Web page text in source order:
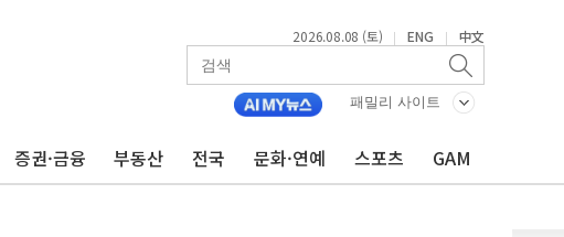
2026.08.08 (토) | ENG | 中文
패밀리 사이트
증권·금융 부동산 전국 문화·연예 스포츠 GAM
능성 낮아지며 상승… STOXX 600 지수는 나흘 연속 최고치
전망 우세